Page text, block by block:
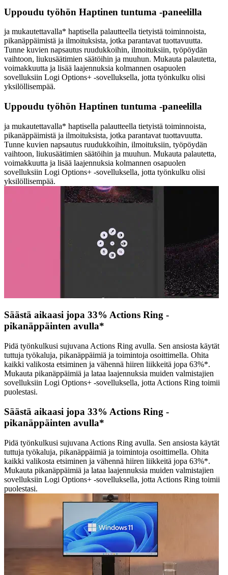
Uppoudu työhön Haptinen tuntuma ‑paneelilla
ja mukautettavalla* haptisella palautteella tietyistä toiminnoista,
pikanäppäimistä ja ilmoituksista, jotka parantavat tuottavuutta.
Tunne kuvien napsautus ruudukkoihin, ilmoituksiin, työpöydän
vaihtoon, liukusäätimien säätöihin ja muuhun. Mukauta palautetta,
voimakkuutta ja lisää laajennuksia kolmannen osapuolen
sovelluksiin Logi Options+ -sovelluksella, jotta työnkulku olisi
yksilöllisempää.
Uppoudu työhön Haptinen tuntuma ‑paneelilla
ja mukautettavalla* haptisella palautteella tietyistä toiminnoista,
pikanäppäimistä ja ilmoituksista, jotka parantavat tuottavuutta.
Tunne kuvien napsautus ruudukkoihin, ilmoituksiin, työpöydän
vaihtoon, liukusäätimien säätöihin ja muuhun. Mukauta palautetta,
voimakkuutta ja lisää laajennuksia kolmannen osapuolen
sovelluksiin Logi Options+ -sovelluksella, jotta työnkulku olisi
yksilöllisempää.
Säästä aikaasi jopa 33% Actions Ring -
pikanäppäinten avulla*
Pidä työnkulkusi sujuvana Actions Ring avulla. Sen ansiosta käytät
tuttuja työkaluja, pikanäppäimiä ja toimintoja osoittimella. Ohita
kaikki valikosta etsiminen ja vähennä hiiren liikkeitä jopa 63%*.
Mukauta pikanäppäimiä ja lataa laajennuksia muiden valmistajien
sovelluksiin Logi Options+ -sovelluksella, jotta Actions Ring toimii
puolestasi.
Säästä aikaasi jopa 33% Actions Ring -
pikanäppäinten avulla*
Pidä työnkulkusi sujuvana Actions Ring avulla. Sen ansiosta käytät
tuttuja työkaluja, pikanäppäimiä ja toimintoja osoittimella. Ohita
kaikki valikosta etsiminen ja vähennä hiiren liikkeitä jopa 63%*.
Mukauta pikanäppäimiä ja lataa laajennuksia muiden valmistajien
sovelluksiin Logi Options+ -sovelluksella, jotta Actions Ring toimii
puolestasi.